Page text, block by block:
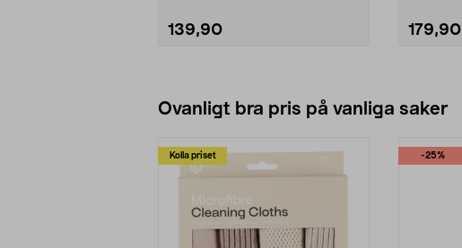
139,90 179,90
Ovanligt bra pris på vanliga saker
Kolla priset -25%